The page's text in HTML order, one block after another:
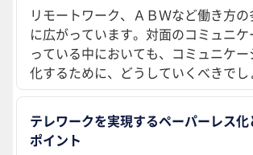
リモートワーク、ＡＢＷなど働き方
に広がっています。対面のコミュニ
っている中においても、コミュニケ
化するために、どうしていくべきでし
テレワークを実現するペーパーレス
ポイント